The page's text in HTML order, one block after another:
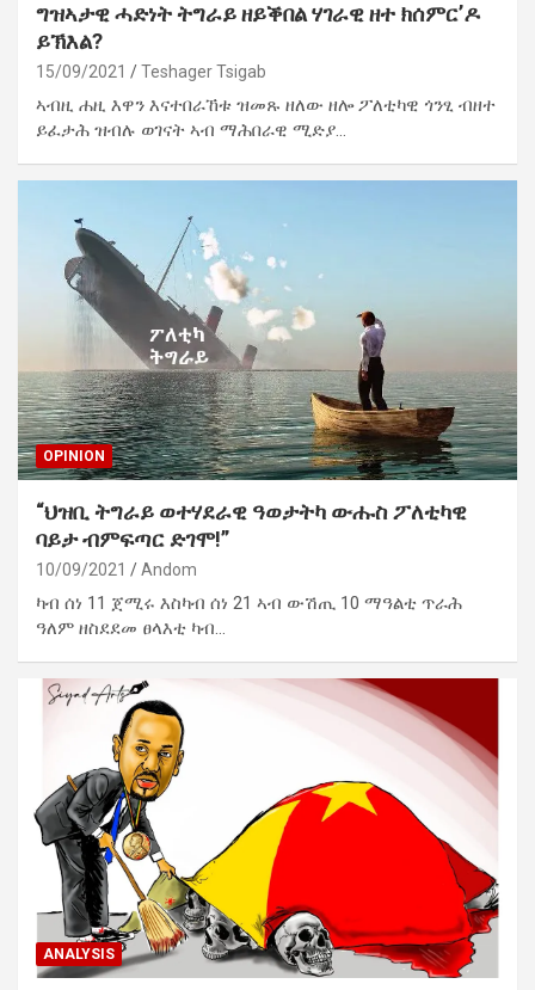
ግዝኣታዊ ሓድነት ትግራይ ዘይቕበል ሃገራዊ ዘተ ክሰምር’ዶ
ይኽእል?
15/09/2021 Teshager Tsigab
ኣብዚ ሐዚ እዋን እናተበራኸቱ ዝመጹ ዘለው ዘሎ ፖለቲካዊ ጎንፂ ብዘተ
ይፈታሕ ዝብሉ ወገናት ኣብ ማሕበራዊ ሚድያ…
OPINION
“ህዝቢ ትግራይ ወተሃደራዊ ዓወታትካ ውሑስ ፖለቲካዊ
ባይታ ብምፍጣር ድገሞ!”
10/09/2021 Andom
ካብ ሰነ 11 ጀሚሩ እስካብ ሰነ 21 ኣብ ውሽጢ 10 ማዓልቲ ጥራሕ
ዓለም ዘስደደመ ፀላእቲ ካብ…
ANALYSIS